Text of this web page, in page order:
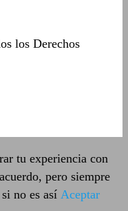
los Derechos
tu experiencia con
pero siempre
no es así Aceptar